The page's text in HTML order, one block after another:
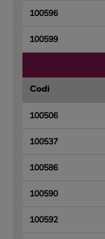
100596
100599
Codi
100506
100537
100586
100590
100592